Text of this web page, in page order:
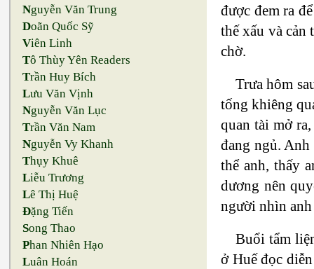
Nguyễn Văn Trung
Doãn Quốc Sỹ
Viên Linh
Tô Thùy Yên Readers
Trần Huy Bích
Lưu Văn Vịnh
Nguyễn Văn Lục
Trần Văn Nam
Nguyễn Vy Khanh
Thụy Khuê
Liễu Trương
Lê Thị Huệ
Đặng Tiến
Song Thao
Phan Nhiên Hạo
Luân Hoán
được đem ra
thế xấu và cản
chờ.
Trưa hôm
tống khiêng
quan tài mở
đang ngủ.
thể anh, thấy
dương nên
người nhìn
Buổi tẩm
ở Huế đọc